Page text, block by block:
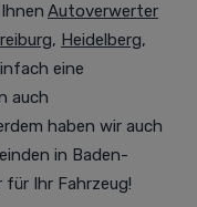
Autoverwerter
, Heidelberg,
eine
auch
haben wir auch
in Baden-
Ihr Fahrzeug!